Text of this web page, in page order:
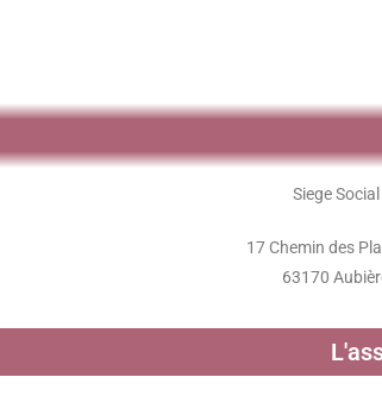
Siege Social
17 Chemin des
63170